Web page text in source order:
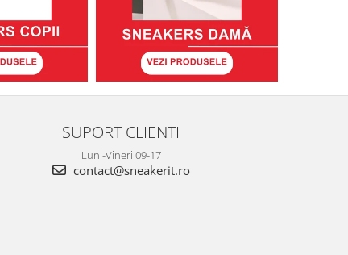
SUPORT CLIENTI
Luni-Vineri 09-17
contact@sneakerit.ro